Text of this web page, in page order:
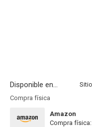
Disponible en...
Compra física
Amazon
Compra física: